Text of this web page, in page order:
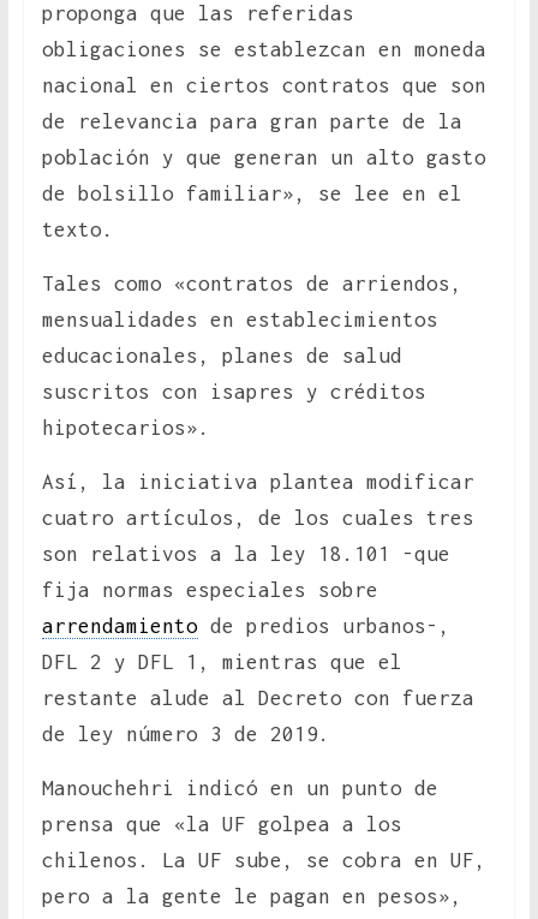
proponga que las referidas
obligaciones se establezcan en moneda
nacional en ciertos contratos que son
de relevancia para gran parte de la
población y que generan un alto gasto
de bolsillo familiar», se lee en el
texto.
Tales como «contratos de arriendos,
mensualidades en establecimientos
educacionales, planes de salud
suscritos con isapres y créditos
hipotecarios».
Así, la iniciativa plantea modificar
cuatro artículos, de los cuales tres
son relativos a la ley 18.101 -que
fija normas especiales sobre
arrendamientode predios urbanos-,
DFL 2 y DFL 1, mientras que el
restante alude al Decreto con fuerza
de ley número 3 de 2019.
Manouchehri indicó en un punto de
prensa que «la UF golpea a los
chilenos. La UF sube, se cobra en UF,
pero a la gente le pagan en pesos»,